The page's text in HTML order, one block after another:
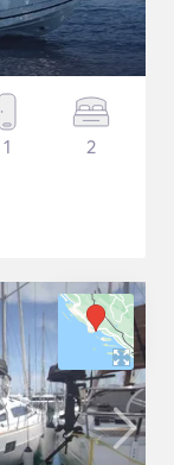
1 2